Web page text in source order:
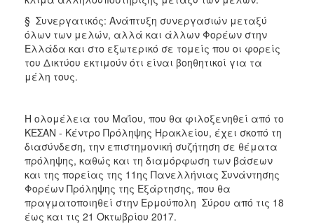
§ Συνεργατικός: Ανάπτυξη συνεργασιών μεταξύ
όλων των μελών, αλλά και άλλων Φορέων στην
Ελλάδα και στο εξωτερικό σε τομείς που οι φορείς
του Δικτύου εκτιμούν ότι είναι βοηθητικοί για τα
μέλη τους.
Η ολομέλεια του Μαΐου, που θα φιλοξενηθεί από το
ΚΕΣΑΝ - Κέντρο Πρόληψης Ηρακλείου, έχει σκοπό τη
διασύνδεση, την επιστημονική συζήτηση σε θέματα
πρόληψης, καθώς και τη διαμόρφωση των βάσεων
και της πορείας της 11ης Πανελλήνιας Συνάντησης
Φορέων Πρόληψης της Εξάρτησης, που θα
πραγματοποιηθεί στην Ερμούπολη Σύρου από τις 18
έως και τις 21 Οκτωβρίου 2017.